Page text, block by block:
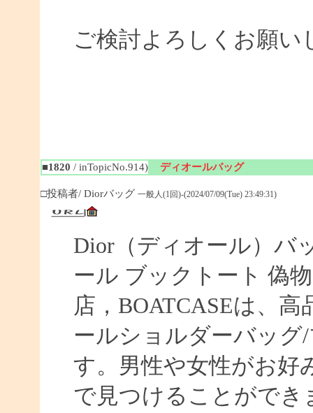
ご検討よろしくお願い
■1820 / inTopicNo.914) ディオールバッグ
□投稿者/ Diorバッグ 一般人(1回)-(2024/07/09(Tue) 23:49:31)
Dior（ディオール）バ
ール ブックトート 偽
店，BOATCASEは、
ールショルダーバッ
す。男性や女性がお好
で見つけることができ